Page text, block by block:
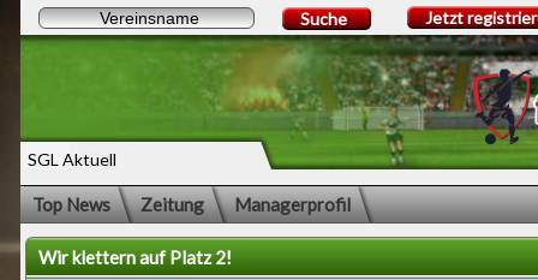
SGL Aktuell
Suche Jetzt
Top News Zeitung Managerprofil
Wir klettern auf Platz 2!